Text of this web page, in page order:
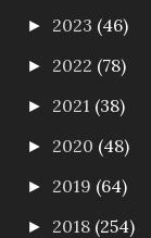
► 2023 (46)
► 2022 (78)
► 2021 (38)
► 2020 (48)
► 2019 (64)
► 2018 (254)